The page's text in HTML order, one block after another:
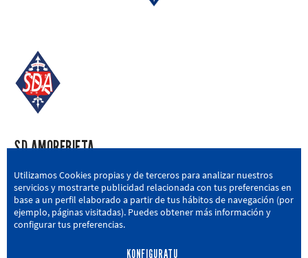
SD AMOREBIETA
San Miguel Kalea, 16, 48340 Amorebieta, Bizkaia
946 604 751 | sda@sdamorebieta.eus
Utilizamos Cookies propias y de terceros para analizar nuestros
servicios y mostrarte publicidad relacionada con tus preferencias en
base a un perfil elaborado a partir de tus hábitos de navegación (por
ejemplo, páginas visitadas). Puedes obtener más información y
configurar tus preferencias.
KONFIGURATU